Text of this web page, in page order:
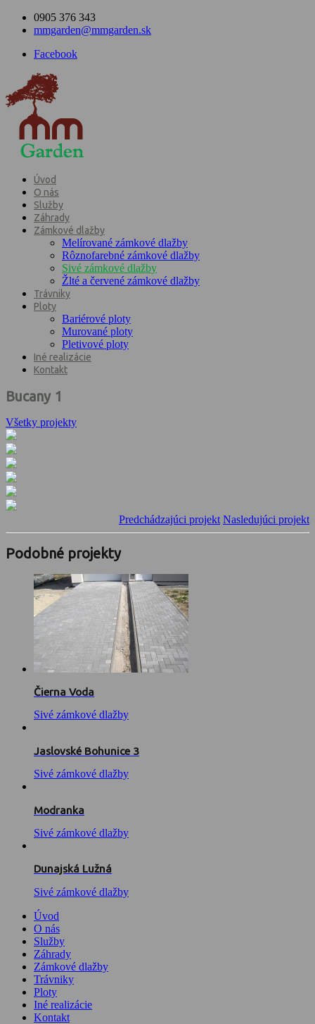
0905 376 343
mmgarden@mmgarden.sk
Facebook
Úvod
O nás
Služby
Záhrady
Zámkové dlažby
Melírované zámkové dlažby
Rôznofarebné zámkové dlažby
Sivé zámkové dlažby
Žlté a červené zámkové dlažby
Trávniky
Ploty
Bariérové ploty
Murované ploty
Pletivové ploty
Iné realizácie
Kontakt
Bucany 1
Všetky projekty
Predchádzajúci projekt Nasledujúci projekt
Podobné projekty
Čierna Voda
Sivé zámkové dlažby
Jaslovské Bohunice 3
Sivé zámkové dlažby
Modranka
Sivé zámkové dlažby
Dunajská Lužná
Sivé zámkové dlažby
Úvod
O nás
Služby
Záhrady
Zámkové dlažby
Trávniky
Ploty
Iné realizácie
Kontakt